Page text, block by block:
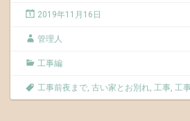
2019年11月16日
管理人
工事編
工事前夜まで, 古い家とお別れ, 工事, 工